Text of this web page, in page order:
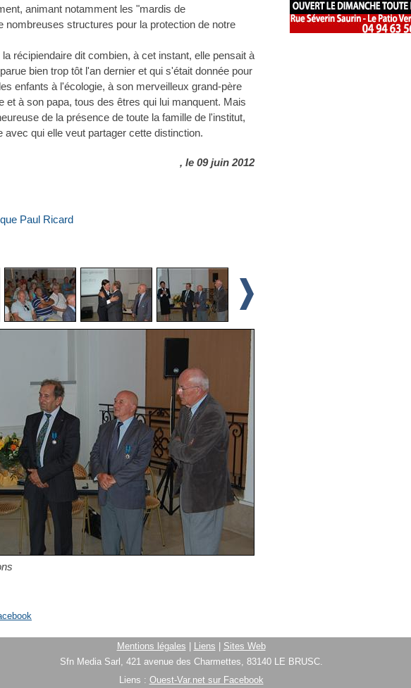
animant notamment les "mardis de
nombreuses structures pour la protection de notre
récipiendaire dit combien, à cet instant, elle pensait à
bien trop tôt l'an dernier et qui s'était donnée pour
enfants à l'écologie, à son merveilleux grand-père
et à son papa, tous des êtres qui lui manquent. Mais
de la présence de toute la famille de l'institut,
avec qui elle veut partager cette distinction.
, le 09 juin 2012
Paul Ricard
Mentions légales Liens
Sites Web
Sfn Media Sarl, 421 avenue des Charmettes, 83140 LE BRUSC.
Liens : Ouest-Var.net sur Facebook